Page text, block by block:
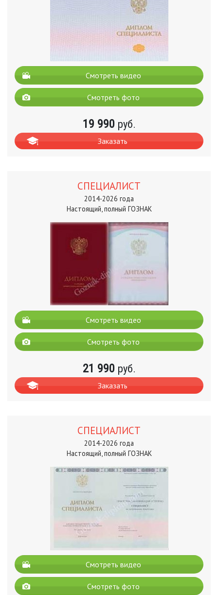
Смотреть видео
Смотреть фото
19 990 руб.
Заказать
СПЕЦИАЛИСТ
2014-2026 года
Настоящий, полный ГОЗНАК
Смотреть видео
Смотреть фото
21 990 руб.
Заказать
СПЕЦИАЛИСТ
2014-2026 года
Настоящий, полный ГОЗНАК
Смотреть видео
Смотреть фото